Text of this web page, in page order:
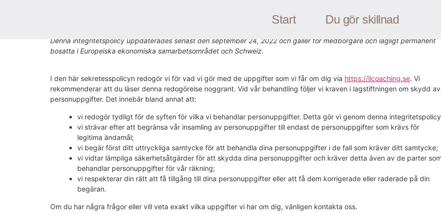
Start Du gör skillnad
Denna integritetspolicy uppdaterades senast den september 24, 2022 och gäller för medborgare och lagligt permanent
bosatta i Europeiska ekonomiska samarbetsområdet och Schweiz.
I den här sekretesspolicyn redogör vi för vad vi gör med de uppgifter som vi får om dig via https://llcoaching.se. Vi
rekommenderar att du läser denna redogörelse noggrant. Vid vår behandling följer vi kraven i lagstiftningen om skydd av
personuppgifter. Det innebär bland annat att:
vi redogör tydligt för de syften för vilka vi behandlar personuppgifter. Detta gör vi genom denna
vi strävar efter att begränsa vår insamling av personuppgifter till endast de personuppgifter som krävs för
legitima ändamål;
vi begär först ditt uttryckliga samtycke för att behandla dina personuppgifter i de fall som kräver ditt samtycke;
vi vidtar lämpliga säkerhetsåtgärder för att skydda dina personuppgifter och kräver detta även av de parter som
behandlar personuppgifter för vår räkning;
vi respekterar din rätt att få tillgång till dina personuppgifter eller att få dem korrigerade eller raderade på din
begäran.
Om du har några frågor eller vill veta exakt vilka uppgifter vi har om dig, vänligen kontakta oss.